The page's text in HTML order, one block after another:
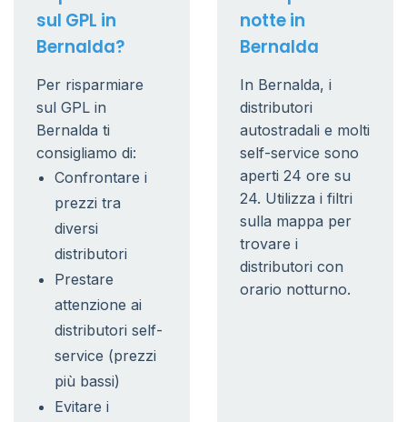
sul GPL in
Bernalda?
Per risparmiare
sul GPL in
Bernalda ti
consigliamo di:
Confrontare i
prezzi tra
diversi
distributori
Prestare
attenzione ai
distributori self-
service (prezzi
più bassi)
Evitare i
notte in
Bernalda
In Bernalda, i
distributori
autostradali e molti
self-service sono
aperti 24 ore su
24. Utilizza i filtri
sulla mappa per
trovare i
distributori con
orario notturno.